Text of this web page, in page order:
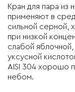
Кран для пара из
применяют в
сильной серной,
при низкой
слабой
уксусной
AISI 304 хорошо
небом.